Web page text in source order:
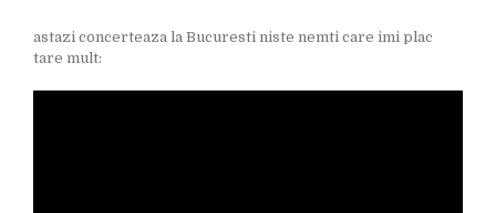
astazi concerteaza la Bucuresti niste nemti care imi plac
tare mult: